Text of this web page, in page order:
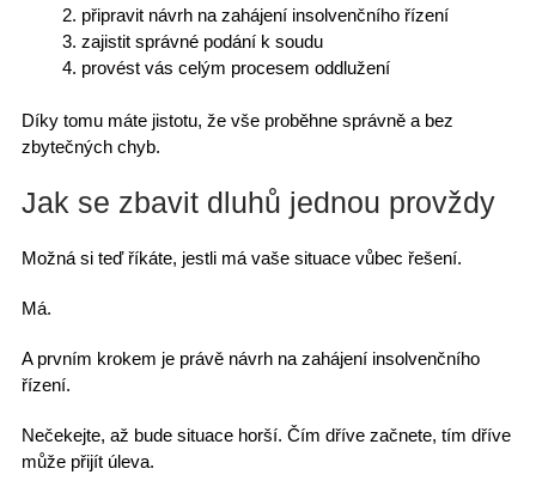
připravit návrh na zahájení insolvenčního řízení
zajistit správné podání k soudu
provést vás celým procesem oddlužení
Díky tomu máte jistotu, že vše proběhne správněa bez
zbytečných chyb.
Jak se zbavit dluhů jednou provždy
Možná si teď říkáte, jestli má vaše situacevůbec řešení.
Má.
A prvním krokem je právě návrh na zahájení insolvenčního
řízení.
Nečekejte, až bude situace horší. Čím dříve začnete, tím dříve
může přijít úleva.